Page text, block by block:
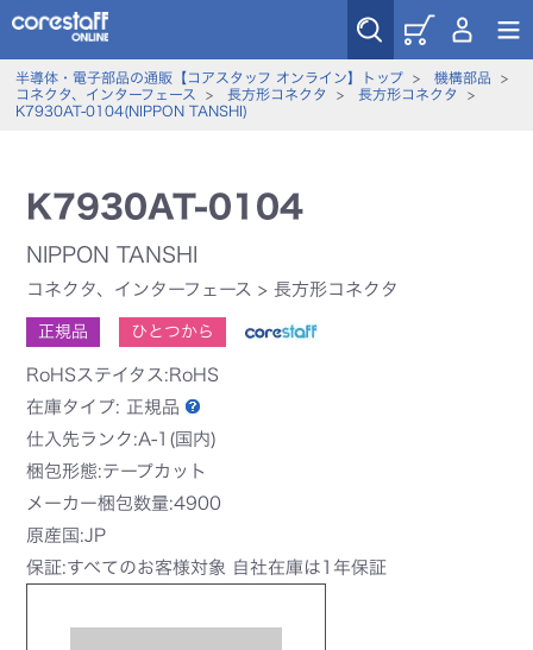
半導体・電子部品の通販【コアスタッフ オンライン】トップ> 機構部品 >
コネクタ、インターフェース
> 長方形コネクタ > 長方形コネクタ
>
K7930AT-0104(NIPPON TANSHI)
K7930AT-0104
NIPPON TANSHI
コネクタ、インターフェース >長方形コネクタ
正規品 ひとつから
RoHSステイタス:RoHS
在庫タイプ: 正規品
仕入先ランク:A-1(国内)
梱包形態:テープカット
メーカー梱包数量:4900
原産国:JP
保証:すべてのお客様対象 自社在庫は1年保証